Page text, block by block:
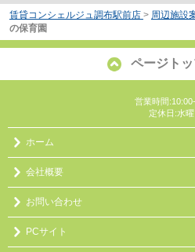
賃貸コンシェルジュ調布駅前店 > 周辺施設
の保育園
ページト
営業時間
定休日:水曜
ホーム
会社概要
お問い合わせ
PCサイト